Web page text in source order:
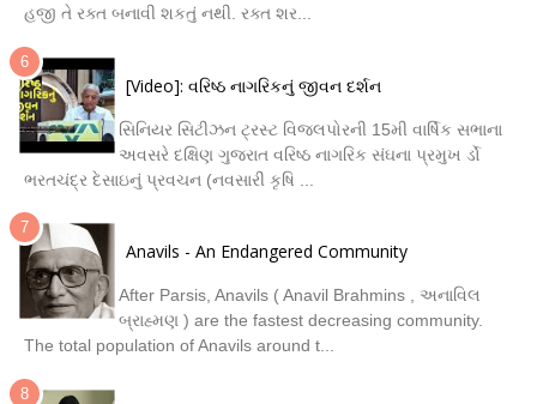
હજી તે રક્ત બનાવી શકતું નથી. રક્ત શર...
[Video]: વરિષ્ઠ નાગરિકનું જીવન દર્શન
સિનિયર સિટીઝન ટ્રસ્ટ વિજલપોરની 15મી વાર્ષિક સભાના
અવસરે દક્ષિણ ગુજરાત વરિષ્ઠ નાગરિક સંઘના પ્રમુખ ર્ડો
ભરતચંદ્ર દેસાઇનું પ્રવચન (નવસારી કૃષિ ...
Anavils - An Endangered Community
After Parsis, Anavils ( Anavil Brahmins , અનાવિલ
બ્રાહ્મણ ) are the fastest decreasing community.
The total population of Anavils around t...